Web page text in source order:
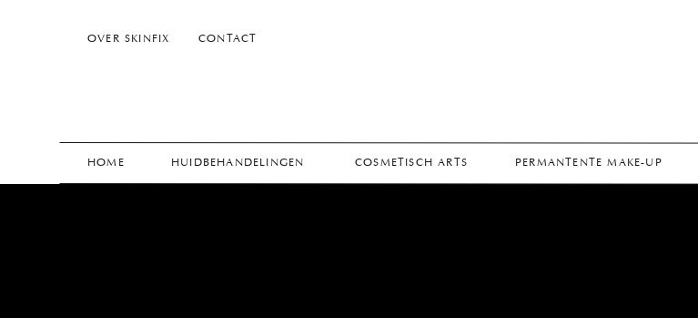
CONTACT
OVER SKINFIX
HOME HUIDBEHANDELINGEN COSMETISCH ARTS PERMANTENTE MAKE-UP